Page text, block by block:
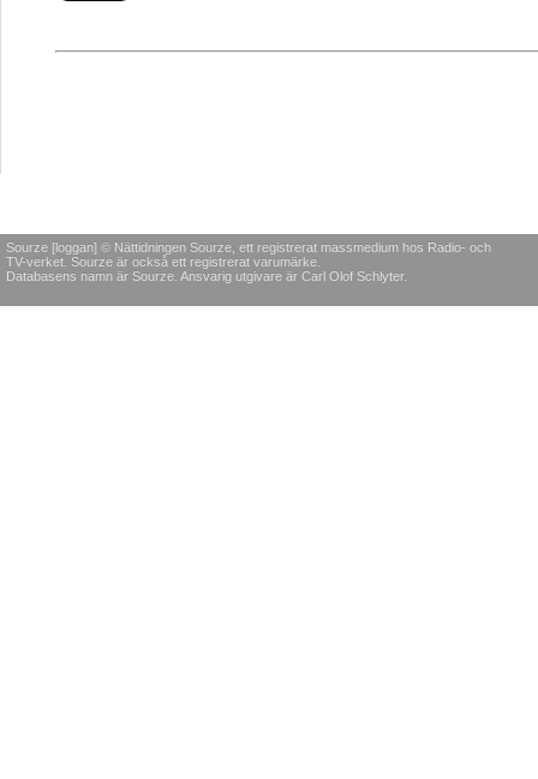
Sourze [loggan] © Nättidningen Sourze, ett registrerat massmedium hos Radio- och
TV-verket. Sourze är också ett registrerat varumärke.
Databasens namn är Sourze. Ansvarig utgivare är Carl Olof Schlyter.